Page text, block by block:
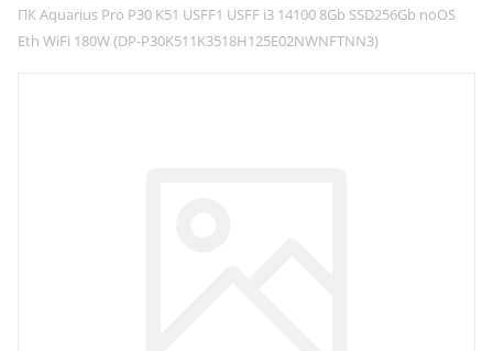
ПК Aquarius Pro P30 K51 USFF1 USFF i3 14100 8Gb SSD256Gb noOS
Eth WiFi 180W (DP-P30K511K3518H125E02NWNFTNN3)